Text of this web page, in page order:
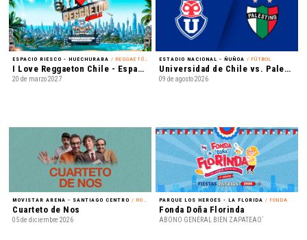
ESPACIO RIESCO - HUECHURABA / REGGAETÓN
I Love Reggaeton Chile - Espacio Riesco 2027
20 de marzo 2027
ESTADIO NACIONAL - ÑUÑOA / FÚTBOL
Universidad de Chile vs. Palestino - Liga de Primera Mercado Libre - Fecha 18
09 de agosto 2026
MOVISTAR ARENA - SANTIAGO CENTRO / ROCK
Cuarteto de Nos
05 de diciembre 2026
PARQUE LOS HEROES - LA FLORIDA / FONDA
Fonda Doña Florinda
ABONO GENERAL BIEN ZAPATEAO´